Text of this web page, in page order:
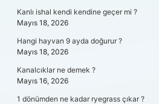
Kanlı ishal kendi kendine geçer mi ?
Mayıs 18, 2026
Hangi hayvan 9 ayda doğurur ?
Mayıs 18, 2026
Kanalcıklar ne demek ?
Mayıs 16, 2026
1 dönümden ne kadar ryegrass çıkar ?